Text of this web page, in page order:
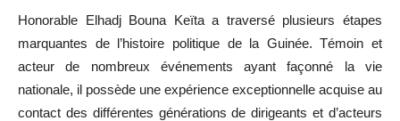
Honorable Elhadj Bouna Keïta a traversé plusieurs étapes
marquantes de l’histoire politique de la Guinée. Témoin et
acteur de nombreux événements ayant façonné la vie
nationale, il possède une expérience exceptionnelle acquise au
contact des différentes générations de dirigeants et d’acteurs